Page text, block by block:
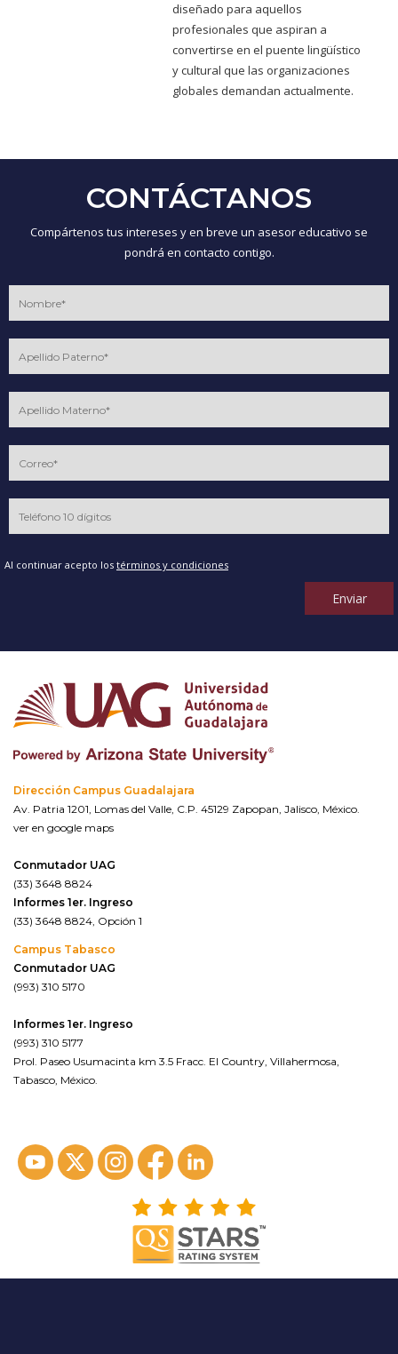
diseñado para aquellos
profesionales que aspiran a
convertirse en el puente lingüístico
y cultural que las organizaciones
globales demandan actualmente.
CONTÁCTANOS
Compártenos tus intereses y en breve un asesor educativo se
pondrá en contacto contigo.
Al continuar acepto los términos y condiciones
Enviar
Dirección Campus Guadalajara
Av. Patria 1201, Lomas del Valle, C.P. 45129 Zapopan, Jalisco, México.
ver en google maps
Conmutador UAG
(33) 3648 8824
Informes 1er. Ingreso
(33) 3648 8824, Opción 1
Campus Tabasco
Conmutador UAG
(993) 310 5170
Informes 1er. Ingreso
(993) 310 5177
Prol. Paseo Usumacinta km 3.5 Fracc. El Country, Villahermosa,
Tabasco, México.